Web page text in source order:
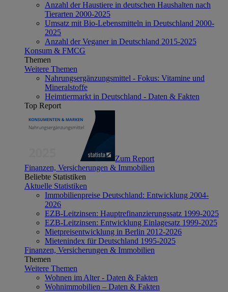
Anzahl der Haustiere in deutschen Haushalten nach
Tierarten 2000-2025
Umsatz mit Bio-Lebensmitteln in Deutschland 2000-
2025
Anzahl der Veganer in Deutschland 2015-2025
Konsum & FMCG
Themen
Weitere Themen
Nahrungsergänzungsmittel - Fokus: Vitamine und
Mineralstoffe
Heimtiermarkt in Deutschland - Daten & Fakten
Top Report
Zum Report
Finanzen, Versicherungen & Immobilien
Beliebte Statistiken
Aktuelle Statistiken
Immobilienpreise Deutschland: Entwicklung 2004-
2026
EZB-Leitzinsen: Hauptrefinanzierungssatz 1999-2025
EZB-Leitzinsen: Entwicklung Einlagesatz 1999-2025
Mietpreisentwicklung in Berlin 2012-2026
Mietenindex für Deutschland 1995-2025
Finanzen, Versicherungen & Immobilien
Themen
Weitere Themen
Wohnen im Alter - Daten & Fakten
Wohnimmobilien – Daten & Fakten